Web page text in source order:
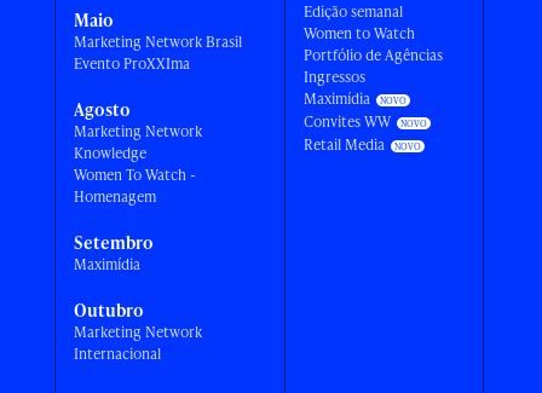
Maio
Marketing Network Brasil
Evento ProXXIma
Agosto
Marketing Network
Knowledge
Women To Watch -
Homenagem
Setembro
Maximídia
Outubro
Marketing Network
Internacional
Edição semanal
Women to Watch
Portfólio de Agências
Ingressos
Maximídia
Convites WW
Retail Media